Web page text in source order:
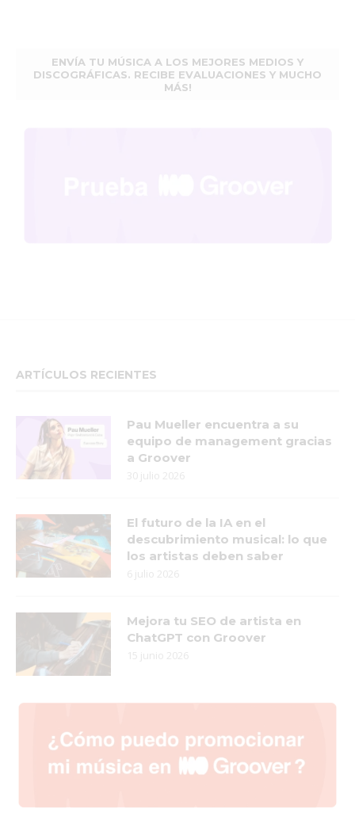
ENVÍA TU MÚSICA A LOS MEJORES MEDIOS Y
DISCOGRÁFICAS. RECIBE EVALUACIONES Y MUCHO
MÁS!
ARTÍCULOS RECIENTES
Pau Mueller encuentra a su
equipo de management gracias
a Groover
30 julio 2026
El futuro de la IA en el
descubrimiento musical: lo que
los artistas deben saber
6 julio 2026
Mejora tu SEO de artista en
ChatGPT con Groover
15 junio 2026